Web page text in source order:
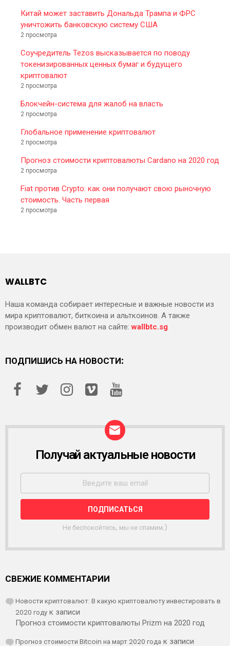
Китай может заставить Дональда Трампа и ФРС
уничтожить банковскую систему США
2 просмотра
Соучредитель Tezos высказывается по поводу
токенизированных ценных бумаг и будущего
криптовалют
2 просмотра
Блокчейн-система для жалоб на власть
2 просмотра
Глобальное применение криптовалют
2 просмотра
Прогноз стоимости криптовалюты Cardano на 2020 год
2 просмотра
Fiat против Crypto: как они получают свою рыночную
стоимость. Часть первая
2 просмотра
WALLBTC
Наша команда собирает интересные и важные новости из
мира криптовалют, биткоина и альткоинов. А также
производит обмен валют на сайте:wallbtc.sg
ПОДПИШИСЬ НА НОВОСТИ:
С
Ы
Л
К
Получай актуальные новости
Не беспокойтесь, мы не спамим;)
СВЕЖИЕ КОММЕНТАРИИ
Новости криптовалют: В какую криптовалюту инвестировать в
2020 году к записи
Прогноз стоимости криптовалюты Prizm на 2020 год
Прогноз стоимости Bitcoin на март 2020 года к записи